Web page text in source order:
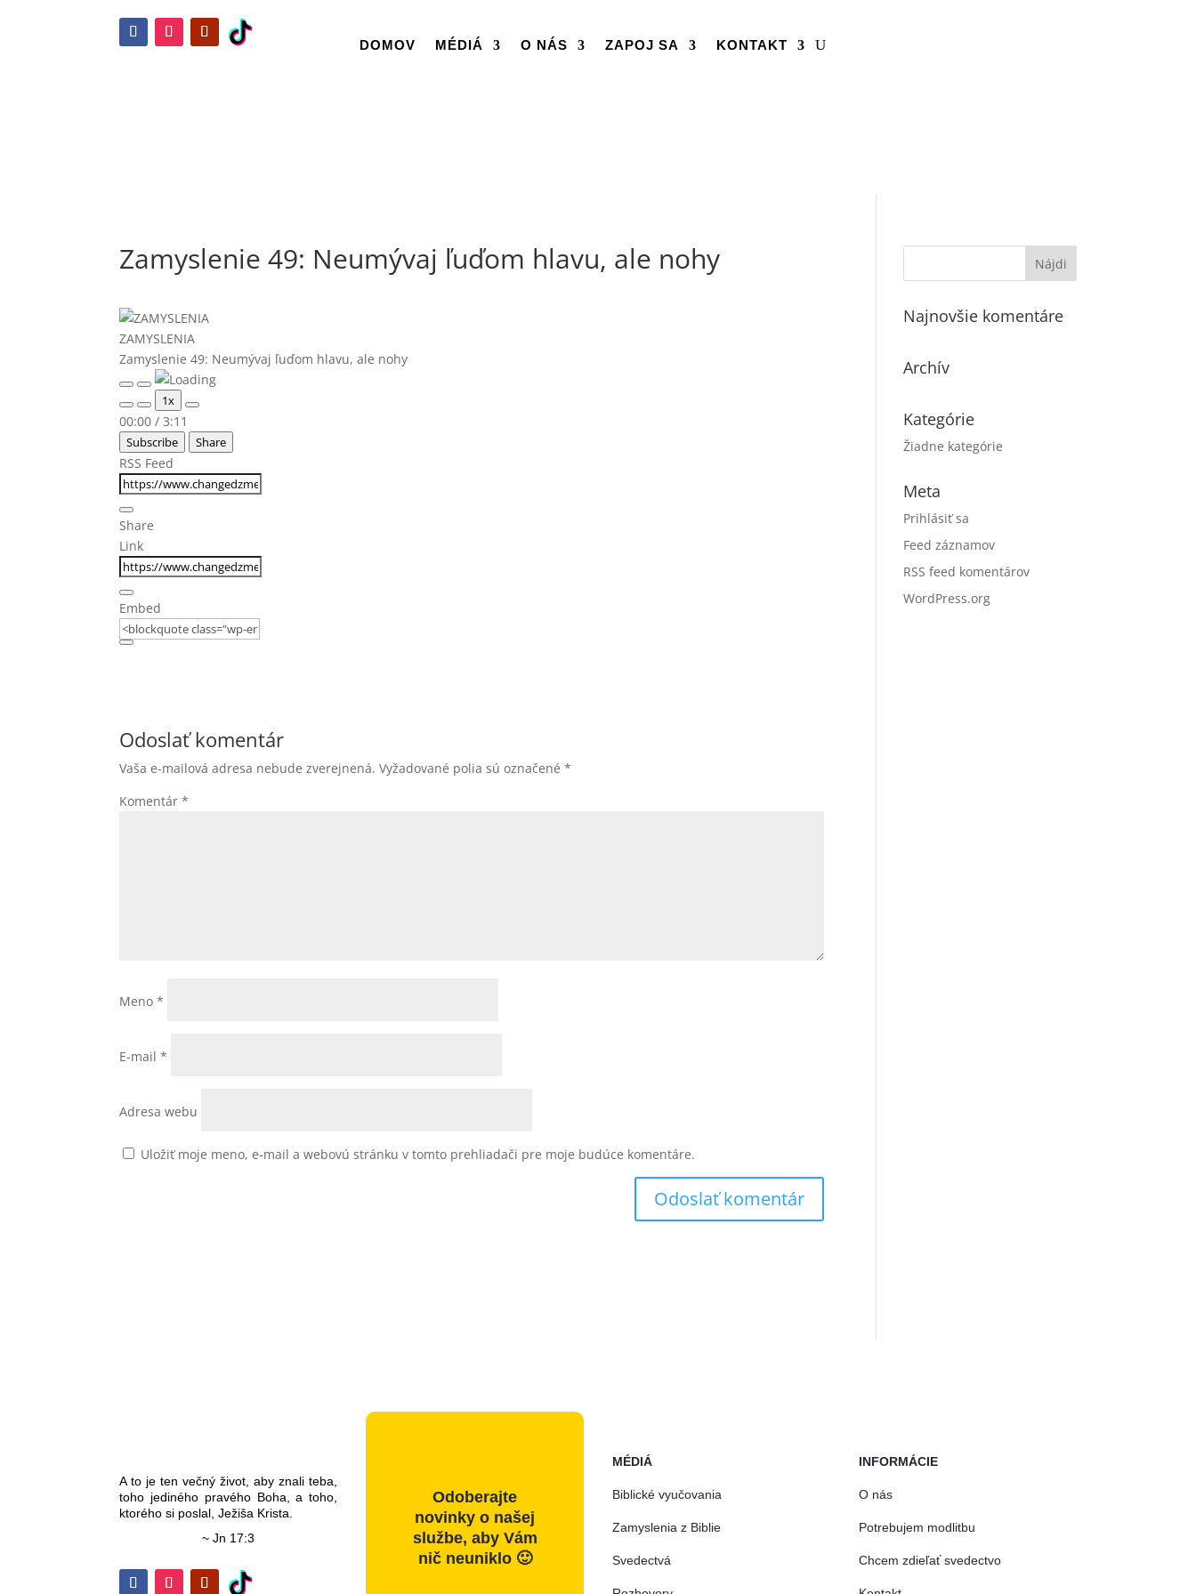
DOMOV MÉDIÁ O NÁS ZAPOJ SA KONTAKT
Zamyslenie 49: Neumývaj ľuďom hlavu, ale nohy
ZAMYSLENIA
Zamyslenie 49: Neumývaj ľuďom hlavu, ale nohy
Play
Episode
Pause
Episode
Mute/Unmute
Episode
Rewind
10
Seconds
1x
Fast
Forward
30
00:00 / 3:11
Subscribe Share
RSS Feed
Share
Link
Embed
Odoslať komentár
Vaša e-mailová adresa nebude zverejnená. Vyžadované polia sú označené*
Komentár*
Meno*
E-mail*
Adresa webu
Uložiť moje meno, e-mail a webovú stránku v tomto prehliadači pre moje budúce komentáre.
Najnovšie komentáre
Archív
Kategórie
Žiadne kategórie
Meta
Prihlásiť sa
Feed záznamov
RSS feed komentárov
WordPress.org
A to je ten večný život, aby znali teba,
toho jediného pravého Boha, a toho,
ktorého si poslal, Ježiša Krista.
~ Jn 17:3
Odoberajte
novinky o našej
službe, aby Vám
nič neuniklo 🙂
MÉDIÁ
Biblické vyučovania
Zamyslenia z Biblie
Svedectvá
INFORMÁCIE
O nás
Potrebujem modlitbu
Chcem zdieľať svedectvo